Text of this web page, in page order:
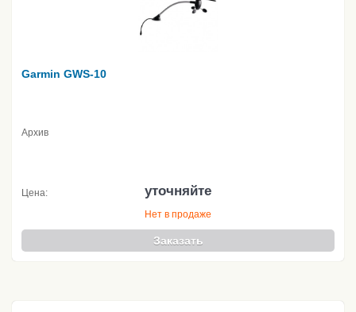
Garmin GWS-10
Архив
Цена: уточняйте
Нет в продаже
Заказать